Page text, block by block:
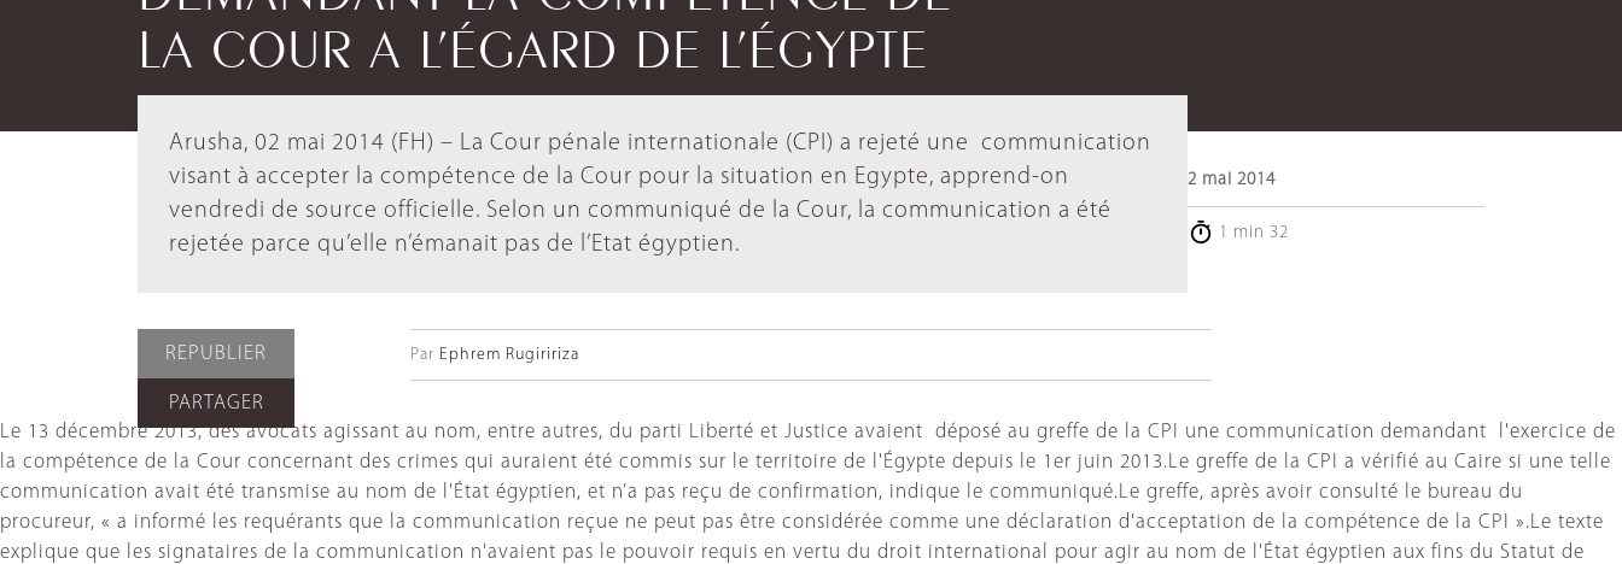
LA COUR A L’ÉGARD DE L’ÉGYPTE
Arusha, 02 mai 2014 (FH) – La Cour pénale internationale (CPI) a rejeté une communication
visant à accepter la compétence de la Cour pour la situation en Egypte, apprend-on
vendredi de source officielle. Selon un communiqué de la Cour, la communication a été
rejetée parce qu’elle n’émanait pas de l’Etat égyptien.
2 mai 2014
1 min 32
REPUBLIER
PARTAGER
Par Ephrem Rugiririza
Le 13 décembre 2013, des avocats agissant au nom, entre autres, du parti Liberté et Justice avaient déposé au greffe de la CPI une communication demandant l'exercice de
la compétence de la Cour concernant des crimes qui auraient été commis sur le territoire de l'Égypte depuis le 1er juin 2013.Le greffe de la CPI a vérifié au Caire si une telle
communication avait été transmise au nom de l'État égyptien, et n’a pas reçu de confirmation, indique le communiqué.Le greffe, après avoir consulté le bureau du
procureur, « a informé les requérants que la communication reçue ne peut pas être considérée comme une déclaration d'acceptation de la compétence de la CPI ».Le texte
explique que les signataires de la communication n'avaient pas le pouvoir requis en vertu du droit international pour agir au nom de l'État égyptien aux fins du Statut de